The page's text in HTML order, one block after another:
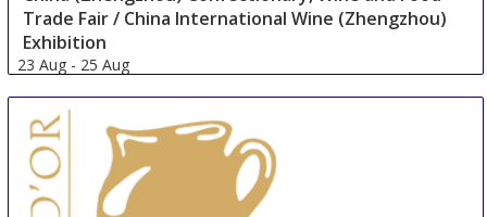
Trade Fair / China International Wine (Zhengzhou)
Exhibition
23 Aug - 25 Aug